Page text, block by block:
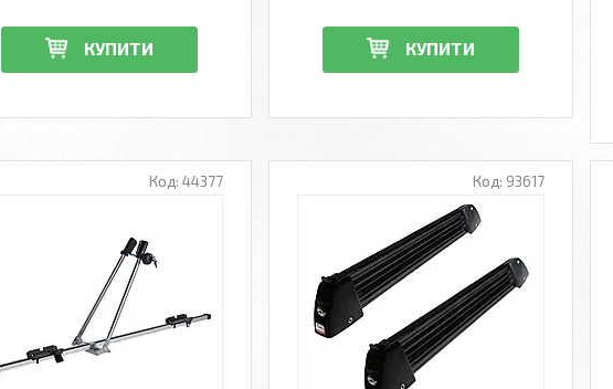
КУПИТИ КУПИТИ
44377 93617